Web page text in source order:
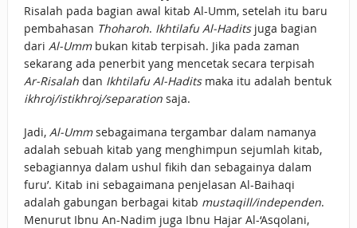
Risalah pada bagian awal kitab Al-Umm, setelah itu baru
pembahasan Thoharoh. Ikhtilafu Al-Haditsjuga bagian
dari Al-Ummbukan kitab terpisah. Jika pada zaman
sekarang ada penerbit yang mencetak secara terpisah
Ar-Risalahdan Ikhtilafu Al-Haditsmaka itu adalah bentuk
ikhroj/istikhroj/separationsaja.
Jadi, Al-Ummsebagaimana tergambar dalam namanya
adalah sebuah kitab yang menghimpun sejumlah kitab,
sebagiannya dalam ushul fikih dan sebagainya dalam
furu’. Kitab ini sebagaimana penjelasan Al-Baihaqi
adalah gabungan berbagai kitab mustaqill/independen.
Menurut Ibnu An-Nadim juga Ibnu Hajar Al-‘Asqolani,